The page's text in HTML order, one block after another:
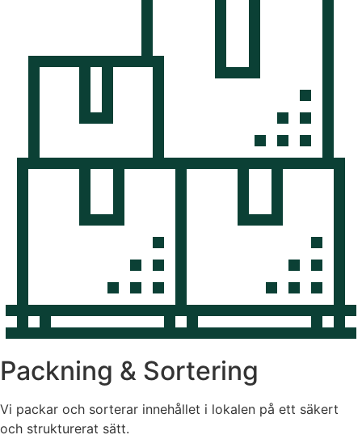
Packning & Sortering
Vi packar och sorterar innehållet i lokalen på ett säkert
och strukturerat sätt.